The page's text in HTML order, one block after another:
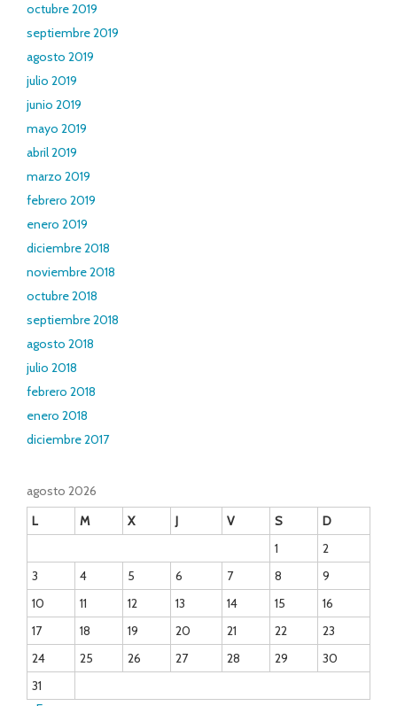
octubre 2019
septiembre 2019
agosto 2019
julio 2019
junio 2019
mayo 2019
abril 2019
marzo 2019
febrero 2019
enero 2019
diciembre 2018
noviembre 2018
octubre 2018
septiembre 2018
agosto 2018
julio 2018
febrero 2018
enero 2018
diciembre 2017
agosto 2026
L
M X J V S
D
1
2
3
4 5 6 7 8
9
10
11 12 13 14 15
16
17
18 19 20 21 22
23
24
25 26 27 28 29
30
31